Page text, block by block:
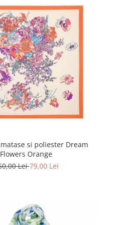
si poliester Dream
Flowers Orange
Lei79,00 Lei